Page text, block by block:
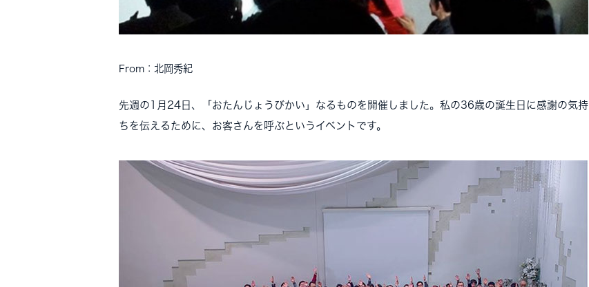
From：北岡秀紀
先週の1月24日、「おたんじょうびかい」なるものを開催しました。私の36歳の誕生日に感謝の気持
ちを伝えるために、お客さんを呼ぶというイベントです。